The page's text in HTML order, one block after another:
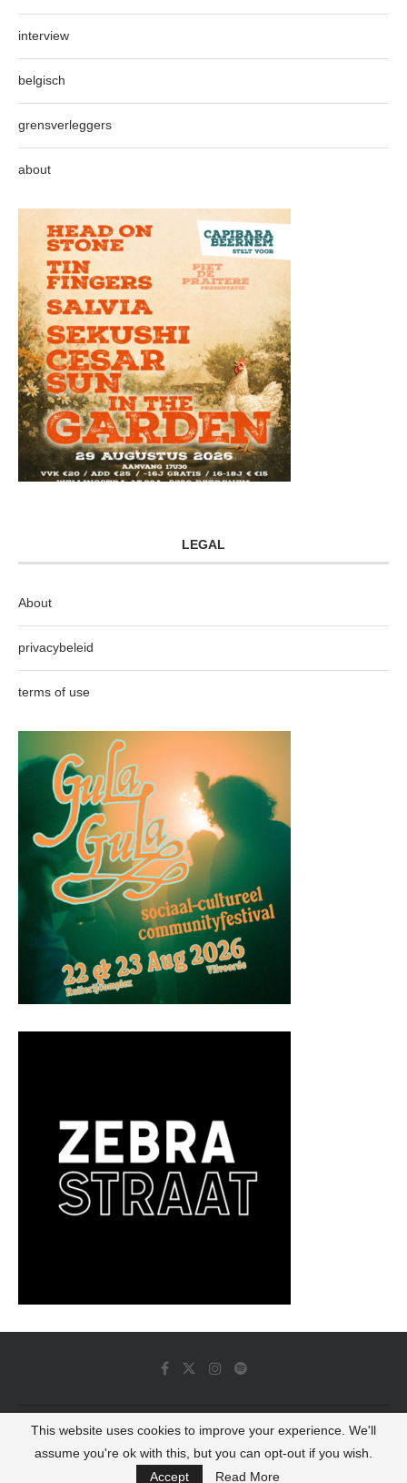
interview
belgisch
grensverleggers
about
LEGAL
About
privacybeleid
terms of use
© 2022 - Luminous Dash All Rights Reserved
BACK TO TOP
This website uses cookies to improve your experience. We'll
assume you're ok with this, but you can opt-out if you wish.
Accept
Read More